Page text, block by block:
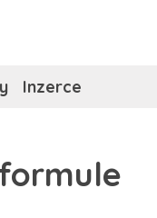
Inzerce